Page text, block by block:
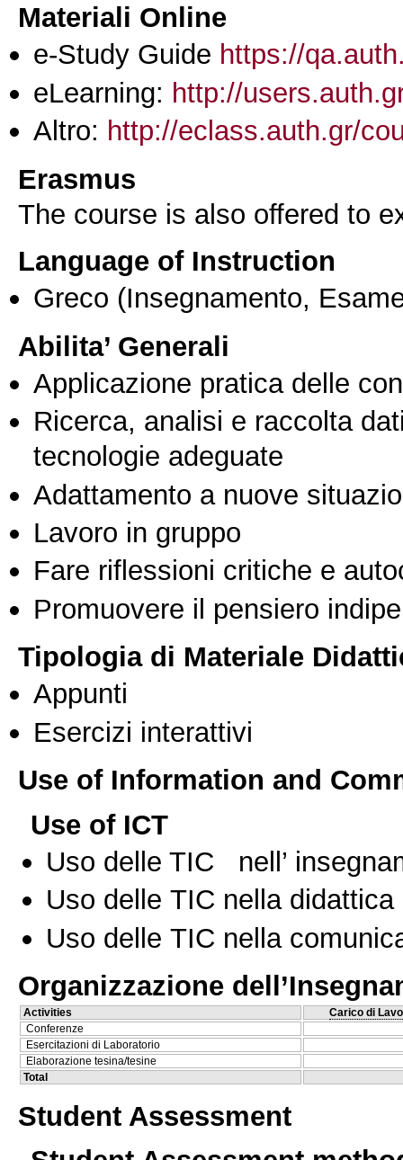
Materiali Online
e-Study Guide https://
eLearning: http://
Altro: http://eclass.auth.gr/
Erasmus
The course is also offered to
Language of Instruction
Greco (Insegnamento,
Abilita’ Generali
Applicazione pratica delle
Ricerca, analisi e raccolta
tecnologie adeguate
Adattamento a nuove
Lavoro in gruppo
Fare riflessioni critiche e
Promuovere il pensiero
Tipologia di Materiale
Appunti
Esercizi interattivi
Use of Information and
Use of ICT
Uso delle TIC nell’
Uso delle TIC nella
Uso delle TIC nella
Organizzazione
Activities
Carico di
Conferenze
Esercitazioni di Laboratorio
Elaborazione tesina/tesine
Total
Student Assessment